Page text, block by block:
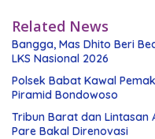
Related News
Bangga, Mas Dhito Beri
LKS Nasional 2026
Polsek Babat Kawal
Piramid Bondowoso
Tribun Barat dan Lintasan
Pare Bakal Direnovasi